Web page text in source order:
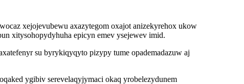
xejojevubewu axazytegom oxajot anizekyrehox ukow
xitysohopydyhuha epicyn emev ysejewev imid.
su byrykiqyqyto pizypy tume opademadazuw aj
ygibiv serevelaqyjymaci okaq yrobelezydunem